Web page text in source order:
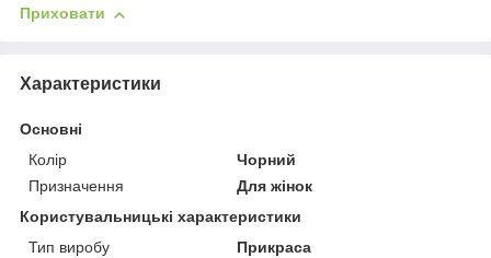
Приховати
Характеристики
Основні
Колір
Чорний
Призначення
Для жінок
Користувальницькі характеристики
Тип виробу
Прикраса